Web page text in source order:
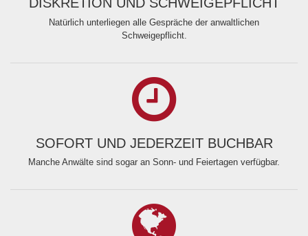
Natürlich unterliegen alle Gespräche der anwaltlichen
Schweigepflicht.
SOFORT UND JEDERZEIT BUCHBAR
Manche Anwälte sind sogar an Sonn- und Feiertagen verfügbar.